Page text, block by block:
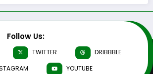
Follow Us:
TWITTER
DRIBBBLE
YOUTUBE